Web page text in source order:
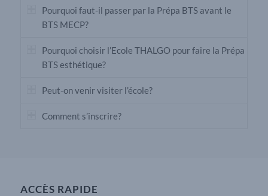
Pourquoi faut-il passer par la Prépa BTS avant le
BTS MECP?
Pourquoi choisir l’Ecole THALGO pour faire la Prépa
BTS esthétique?
Peut-on venir visiter l’école?
Comment s’inscrire?
ACCÈS RAPIDE